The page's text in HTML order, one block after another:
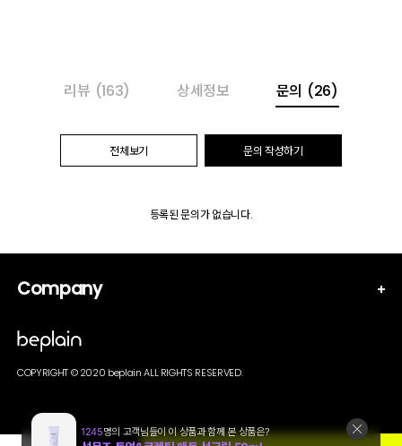
리뷰 (163) 상세정보 문의 (26)
전체보기 문의 작성하기
등록된 문의가 없습니다.
Company
COPYRIGHT © 2020 beplain ALL RIGHTS RESERVED.